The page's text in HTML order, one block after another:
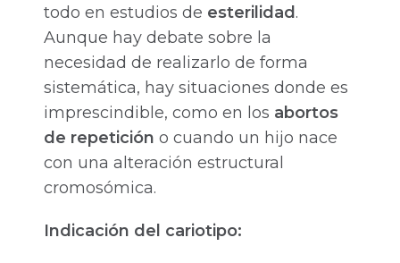
todo en estudios de esterilidad .
Aunque hay debate sobre la
necesidad de realizarlo de forma
sistemática, hay situaciones donde es
imprescindible, como en los abortos
de repetición o cuando un hijo nace
con una alteración estructural
cromosómica.
Indicación del cariotipo: